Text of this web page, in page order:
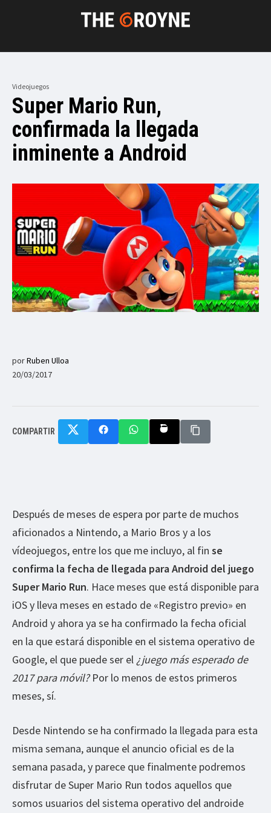
Videojuegos
Super Mario Run,
confirmada la llegada
inminente a Android
porRuben Ulloa
20/03/2017
COMPARTIR
Después de meses de espera por parte de muchos
aficionados a Nintendo, a Mario Bros y a los
vídeojuegos, entre los que me incluyo, al fin se
confirma la fecha de llegada para Android del juego
Super Mario Run. Hace meses que está disponible para
iOS y lleva meses en estado de «Registro previo» en
Android y ahora ya se ha confirmado la fecha oficial
en la que estará disponible en el sistema operativo de
Google, el que puede ser el ¿juego más esperado de
2017 para móvil?Por lo menos de estos primeros
meses, sí.
Desde Nintendo se ha confirmado la llegada para esta
misma semana, aunque el anuncio oficial es de la
semana pasada, y parece que finalmente podremos
disfrutar de Super Mario Run todos aquellos que
somos usuarios del sistema operativo del androide